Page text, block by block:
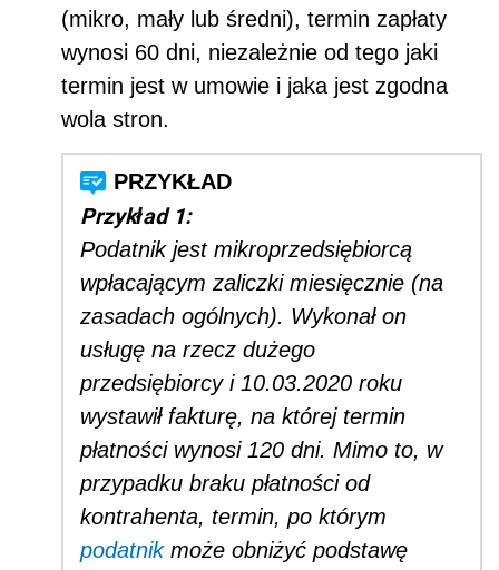
(mikro, mały lub średni), termin zapłaty
wynosi 60 dni, niezależnie od tego jaki
termin jest w umowie i jaka jest zgodna
wola stron.
Przykład 1:
Podatnik jest mikroprzedsiębiorcą
wpłacającym zaliczki miesięcznie (na
zasadach ogólnych). Wykonał on
usługę na rzecz dużego
przedsiębiorcy i 10.03.2020 roku
wystawił fakturę, na której termin
płatności wynosi 120 dni. Mimo to, w
przypadku braku płatności od
kontrahenta, termin, po którym
podatnikmoże obniżyć podstawę